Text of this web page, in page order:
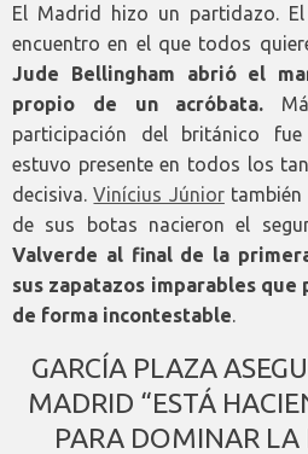
El Madrid hizo un partidazo.
encuentro en el que todos
Jude Bellingham abrió el
propio de un acróbata.
participación del británico
estuvo presente en todos los
decisiva.Vinícius Júniortambién
de sus botas nacieron el
Valverde al final de la
sus zapatazos imparables
de forma incontestable.
GARCÍA PLAZA
MADRID “ESTÁ
PARA DOMINAR LA